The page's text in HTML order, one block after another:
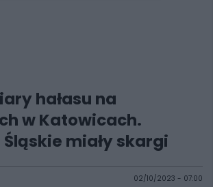
hałasu na
w Katowicach.
miały skargi
02/10/2023 - 07:00